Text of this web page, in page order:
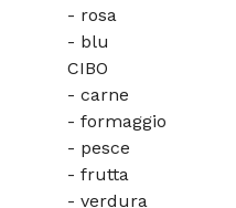
- rosa
- blu
CIBO
- carne
- formaggio
- pesce
- frutta
- verdura